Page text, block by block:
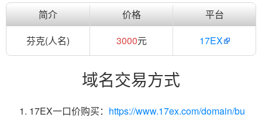
简介 价格
平台
芬克(人名)
3000元 17EX
域名交易方式
17EX一口价购买： https://www.17ex.com/domain/bu